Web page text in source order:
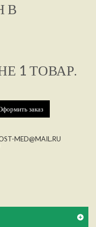
В
1 ТОВАР.
заказ
MED@MAIL.RU